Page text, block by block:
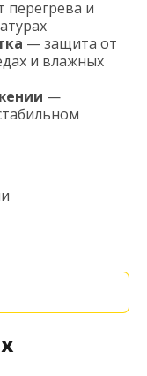
и
— защита от
и влажных
—